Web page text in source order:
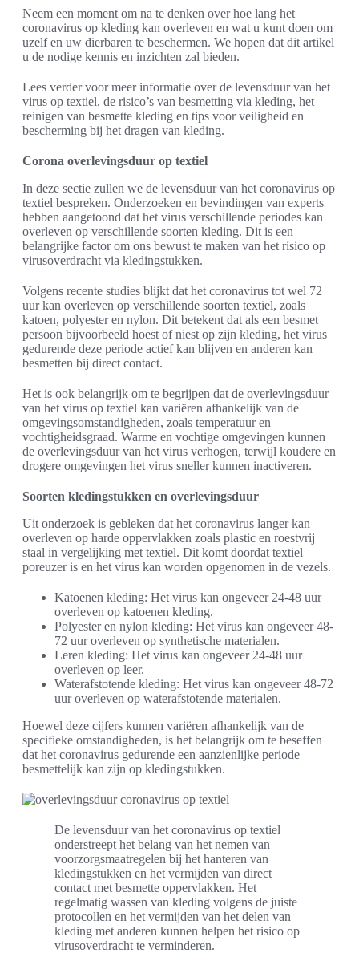
Neem een moment om na te denken over hoe lang het
coronavirus op kleding kan overleven en wat u kunt doen om
uzelf en uw dierbaren te beschermen. We hopen dat dit artikel
u de nodige kennis en inzichten zal bieden.
Lees verder voor meer informatie over de levensduur van het
virus op textiel, de risico’s van besmetting via kleding, het
reinigen van besmette kleding en tips voor veiligheid en
bescherming bij het dragen van kleding.
Corona overlevingsduur op textiel
In deze sectie zullen we de levensduur van het coronavirus op
textiel bespreken. Onderzoeken en bevindingen van experts
hebben aangetoond dat het virus verschillende periodes kan
overleven op verschillende soorten kleding. Dit is een
belangrijke factor om ons bewust te maken van het risico op
virusoverdracht via kledingstukken.
Volgens recente studies blijkt dat het coronavirus tot wel 72
uur kan overleven op verschillende soorten textiel, zoals
katoen, polyester en nylon. Dit betekent dat als een besmet
persoon bijvoorbeeld hoest of niest op zijn kleding, het virus
gedurende deze periode actief kan blijven en anderen kan
besmetten bij direct contact.
Het is ook belangrijk om te begrijpen dat de overlevingsduur
van het virus op textiel kan variëren afhankelijk van de
omgevingsomstandigheden, zoals temperatuur en
vochtigheidsgraad. Warme en vochtige omgevingen kunnen
de overlevingsduur van het virus verhogen, terwijl koudere en
drogere omgevingen het virus sneller kunnen inactiveren.
Soorten kledingstukken en overlevingsduur
Uit onderzoek is gebleken dat het coronavirus langer kan
overleven op harde oppervlakken zoals plastic en roestvrij
staal in vergelijking met textiel. Dit komt doordat textiel
poreuzer is en het virus kan worden opgenomen in de vezels.
Katoenen kleding: Het virus kan ongeveer 24-48 uur
overleven op katoenen kleding.
Polyester en nylon kleding: Het virus kan ongeveer 48-
72 uur overleven op synthetische materialen.
Leren kleding: Het virus kan ongeveer 24-48 uur
overleven op leer.
Waterafstotende kleding: Het virus kan ongeveer 48-72
uur overleven op waterafstotende materialen.
Hoewel deze cijfers kunnen variëren afhankelijk van de
specifieke omstandigheden, is het belangrijk om te beseffen
dat het coronavirus gedurende een aanzienlijke periode
besmettelijk kan zijn op kledingstukken.
De levensduur van het coronavirus op textiel
onderstreept het belang van het nemen van
voorzorgsmaatregelen bij het hanteren van
kledingstukken en het vermijden van direct
contact met besmette oppervlakken. Het
regelmatig wassen van kleding volgens de juiste
protocollen en het vermijden van het delen van
kleding met anderen kunnen helpen het risico op
virusoverdracht te verminderen.